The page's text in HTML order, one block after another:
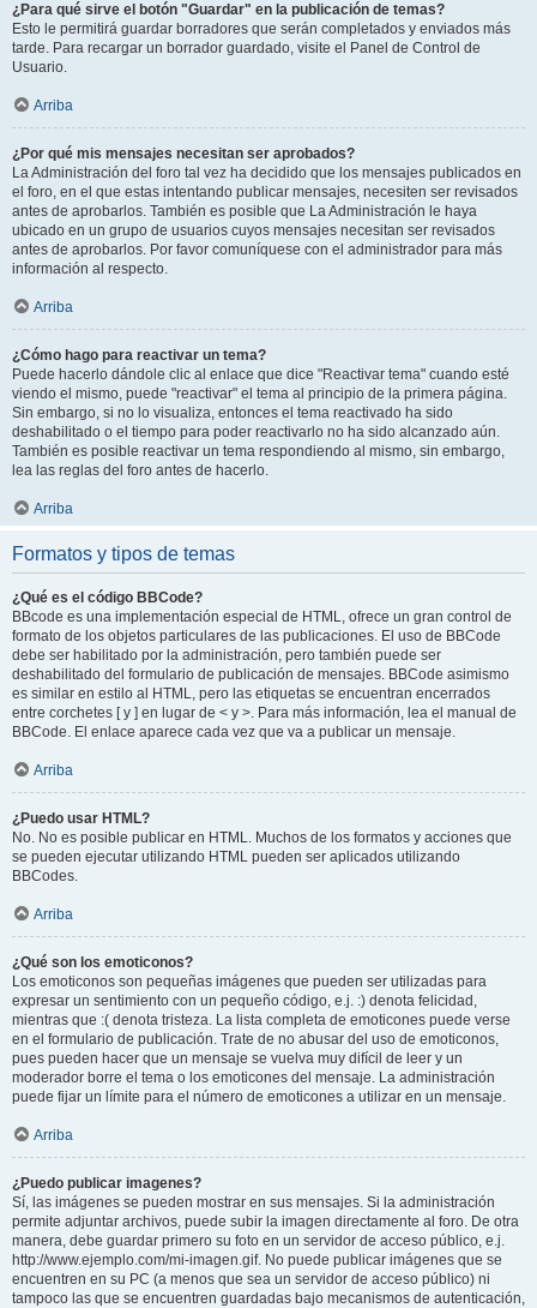
¿Para qué sirve el botón "Guardar" en la publicación de temas?
Esto le permitirá guardar borradores que serán completados y enviados más
tarde. Para recargar un borrador guardado, visite el Panel de Control de
Usuario.
Arriba
¿Por qué mis mensajes necesitan ser aprobados?
La Administración del foro tal vez ha decidido que los mensajes publicados en
el foro, en el que estas intentando publicar mensajes, necesiten ser revisados
antes de aprobarlos. También es posible que La Administración le haya
ubicado en un grupo de usuarios cuyos mensajes necesitan ser revisados
antes de aprobarlos. Por favor comuníquese con el administrador para más
información al respecto.
Arriba
¿Cómo hago para reactivar un tema?
Puede hacerlo dándole clic al enlace que dice "Reactivar tema" cuando esté
viendo el mismo, puede "reactivar" el tema al principio de la primera página.
Sin embargo, si no lo visualiza, entonces el tema reactivado ha sido
deshabilitado o el tiempo para poder reactivarlo no ha sido alcanzado aún.
También es posible reactivar un tema respondiendo al mismo, sin embargo,
lea las reglas del foro antes de hacerlo.
Arriba
Formatos y tipos de temas
¿Qué es el código BBCode?
BBcode es una implementación especial de HTML, ofrece un gran control de
formato de los objetos particulares de las publicaciones. El uso de BBCode
debe ser habilitado por la administración, pero también puede ser
deshabilitado del formulario de publicación de mensajes. BBCode asimismo
es similar en estilo al HTML, pero las etiquetas se encuentran encerrados
entre corchetes [ y ] en lugar de < y >. Para más información, lea el manual de
BBCode. El enlace aparece cada vez que va a publicar un mensaje.
Arriba
¿Puedo usar HTML?
No. No es posible publicar en HTML. Muchos de los formatos y acciones que
se pueden ejecutar utilizando HTML pueden ser aplicados utilizando
BBCodes.
Arriba
¿Qué son los emoticonos?
Los emoticonos son pequeñas imágenes que pueden ser utilizadas para
expresar un sentimiento con un pequeño código, e.j. :) denota felicidad,
mientras que :( denota tristeza. La lista completa de emoticones puede verse
en el formulario de publicación. Trate de no abusar del uso de emoticonos,
pues pueden hacer que un mensaje se vuelva muy difícil de leer y un
moderador borre el tema o los emoticones del mensaje. La administración
puede fijar un límite para el número de emoticones a utilizar en un mensaje.
Arriba
¿Puedo publicar imagenes?
Sí, las imágenes se pueden mostrar en sus mensajes. Si la administración
permite adjuntar archivos, puede subir la imagen directamente al foro. De otra
manera, debe guardar primero su foto en un servidor de acceso público, e.j.
http://www.ejemplo.com/mi-imagen.gif. No puede publicar imágenes que se
encuentren en su PC (a menos que sea un servidor de acceso público) ni
tampoco las que se encuentren guardadas bajo mecanismos de autenticación,